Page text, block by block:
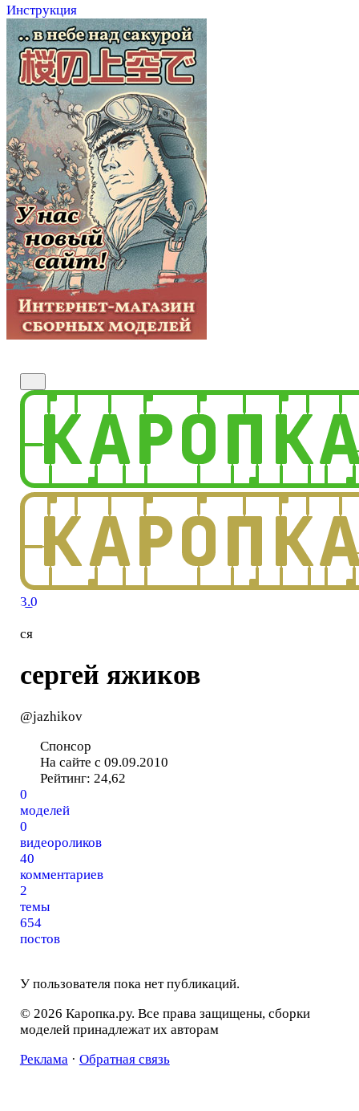
Инструкция
3.0
ся
сергей яжиков
@jazhikov
Спонсор
На сайте с 09.09.2010
Рейтинг: 24,62
0
моделей
0
видеороликов
40
комментариев
2
темы
654
постов
У пользователя пока нет публикаций.
© 2026 Каропка.ру. Все права защищены, сборки
моделей принадлежат их авторам
Реклама· Обратная связь